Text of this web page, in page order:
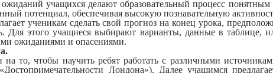
учащихся делают образовательный процесс
потенциал, обеспечивая высокую познавательную
ученикам сделать свой прогноз на конец урока,
Для этого учащиеся выбирают варианты, данные в таблице,
ожиданиями и опасениями.
на то, чтобы научить ребят работать с различными
Лондона»). Далее учащимся